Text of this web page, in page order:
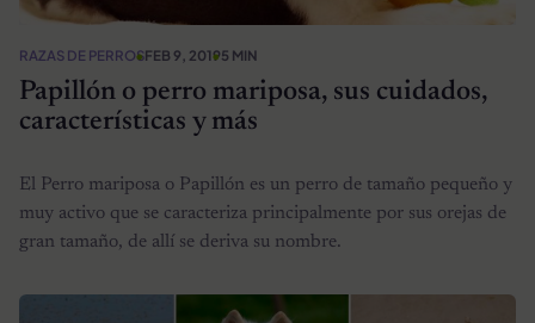
RAZAS DE PERROSFEB 9, 20195 MIN
Papillón o perro mariposa, sus cuidados,
características y más
El Perro mariposa o Papillón es un perro de tamaño pequeño y
muy activo que se caracteriza principalmente por sus orejas de
gran tamaño, de allí se deriva su nombre.